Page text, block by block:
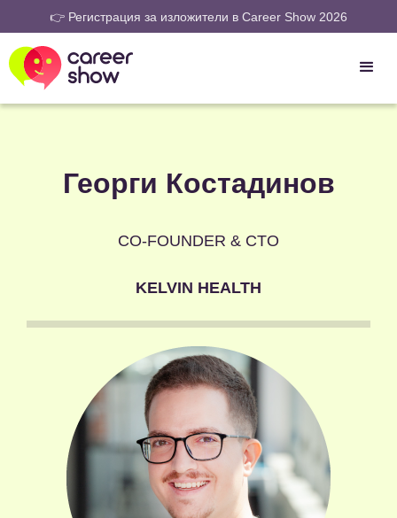
👉 Регистрация за изложители в Career Show 2026
Георги Костадинов
CO-FOUNDER & CTO
KELVIN HEALTH